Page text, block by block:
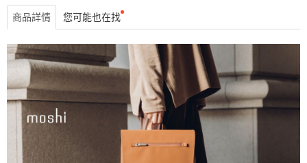
商品詳情 您可能也在找